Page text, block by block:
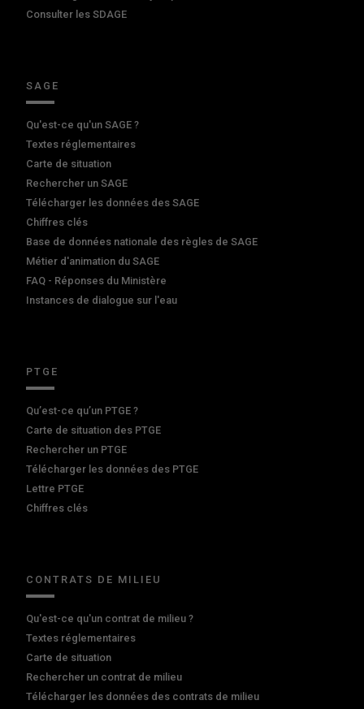
Consulter les SDAGE
SAGE
Qu'est-ce qu'un SAGE ?
Textes réglementaires
Carte de situation
Rechercher un SAGE
Télécharger les données des SAGE
Chiffres clés
Base de données nationale des règles de SAGE
Métier d'animation du SAGE
FAQ - Réponses du Ministère
Instances de dialogue sur l'eau
PTGE
Qu’est-ce qu’un PTGE ?
Carte de situation des PTGE
Rechercher un PTGE
Télécharger les données des PTGE
Lettre PTGE
Chiffres clés
CONTRATS DE MILIEU
Qu'est-ce qu'un contrat de milieu ?
Textes réglementaires
Carte de situation
Rechercher un contrat de milieu
Télécharger les données des contrats de milieu